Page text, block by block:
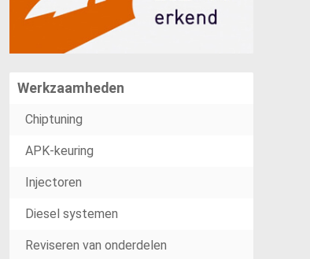
Werkzaamheden
Chiptuning
APK-keuring
Injectoren
Diesel systemen
Reviseren van onderdelen